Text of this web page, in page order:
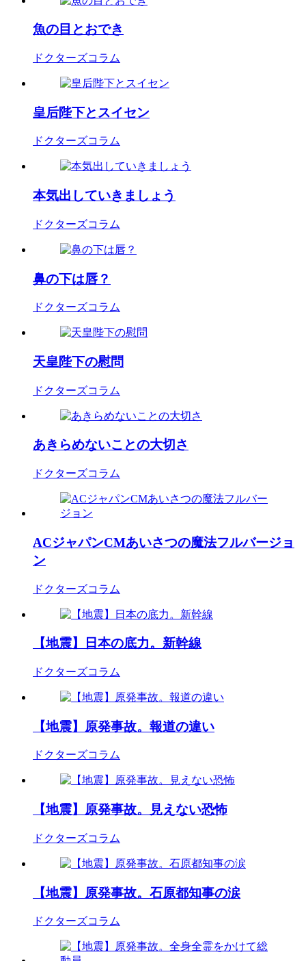
魚の目とおでき
ドクターズコラム
皇后陛下とスイセン
ドクターズコラム
本気出していきましょう
ドクターズコラム
鼻の下は唇？
ドクターズコラム
天皇陛下の慰問
ドクターズコラム
あきらめないことの大切さ
ドクターズコラム
ACジャパンCMあいさつの魔法フルバージョ
ン
ドクターズコラム
【地震】日本の底力。新幹線
ドクターズコラム
【地震】原発事故。報道の違い
ドクターズコラム
【地震】原発事故。見えない恐怖
ドクターズコラム
【地震】原発事故。石原都知事の涙
ドクターズコラム